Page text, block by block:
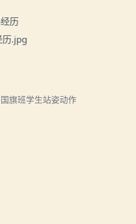
历
旗班学生站姿动作